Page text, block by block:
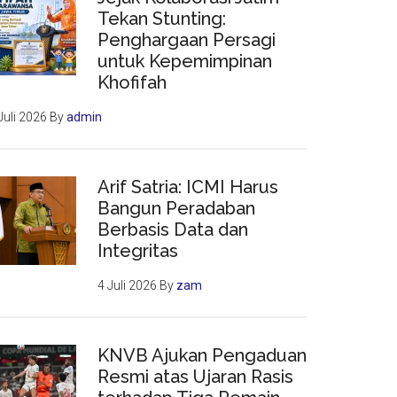
Tekan Stunting:
Penghargaan Persagi
untuk Kepemimpinan
Khofifah
2026 Byadmin
Arif Satria: ICMI Harus
Bangun Peradaban
Berbasis Data dan
Integritas
4 Juli 2026 By zam
KNVB Ajukan Pengaduan
Resmi atas Ujaran Rasis